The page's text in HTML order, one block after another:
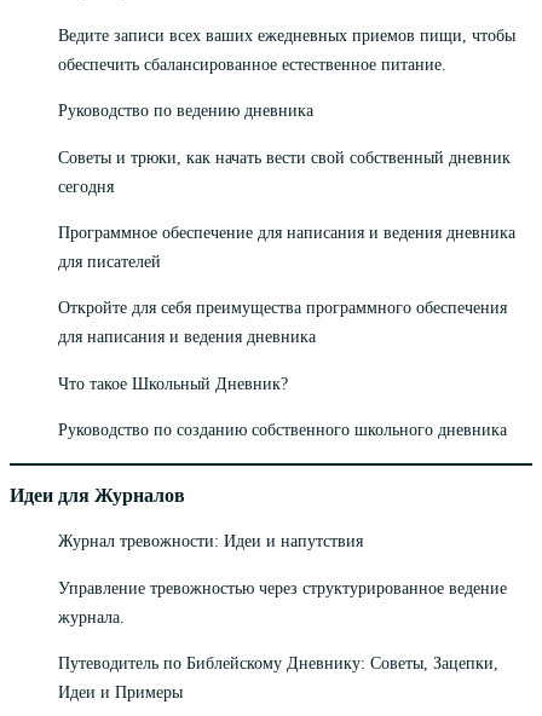
Ведите записи всех ваших ежедневных приемов пищи, чтобы
обеспечить сбалансированное естественное питание.
Руководство по ведению дневника
Советы и трюки, как начать вести свой собственный дневник
сегодня
Программное обеспечение для написания и ведения дневника
для писателей
Откройте для себя преимущества программного обеспечения
для написания и ведения дневника
Что такое Школьный Дневник?
Руководство по созданию собственного школьного дневника
Идеи для Журналов
Журнал тревожности: Идеи и напутствия
Управление тревожностью через структурированное ведение
журнала.
Путеводитель по Библейскому Дневнику: Советы, Зацепки,
Идеи и Примеры